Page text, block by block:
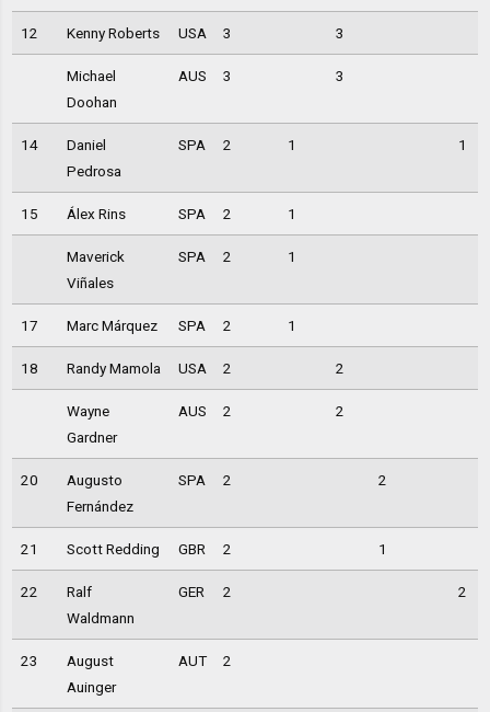
12 Kenny Roberts USA 3 3
Michael
Doohan
AUS 3 3
14
Daniel
Pedrosa
SPA 2 1 1
15 Álex Rins SPA 2 1
Maverick
Viñales
SPA 2 1
17 Marc Márquez SPA 2 1
18 Randy Mamola USA 2 2
Wayne
Gardner
AUS 2 2
20
Augusto
Fernández
SPA 2 2
21 Scott Redding GBR 2 1
22
Ralf
Waldmann
GER 2 2
23
August
Auinger
AUT 2